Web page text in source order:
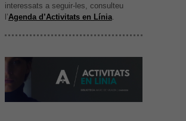
interessats a seguir-les, consulteu
l’Agenda d’Activitats en Línia.